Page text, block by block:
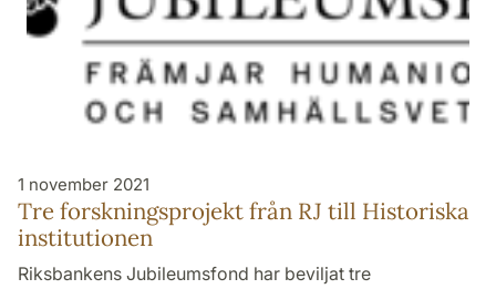
1 november 2021
Tre forskningsprojekt från RJ till Historiska
institutionen
Riksbankens Jubileumsfond har beviljat tre